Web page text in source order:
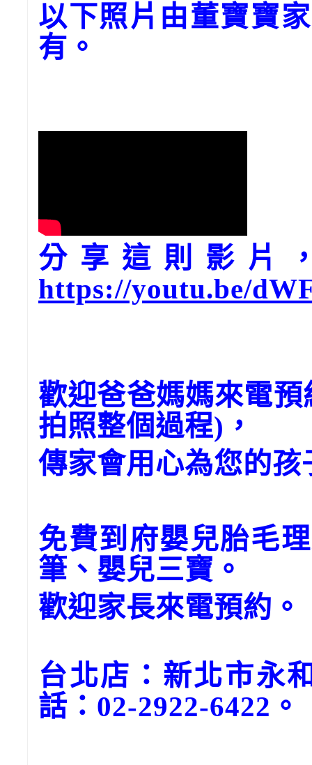
以下照片由董寶寶
有。
分享這則影片
https://youtu.be/
歡迎爸爸媽媽來電
拍照整個過程)，
傳家會用心為您的
免費到府嬰兒胎毛
筆、嬰兒三寶。
歡迎家長來電預約。
台北店：新北市永
話：02-2922-6422。